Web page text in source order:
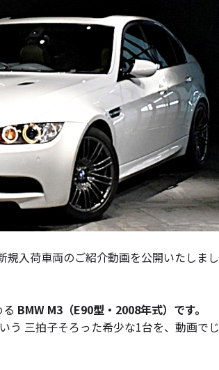
入荷車両のご紹介動画を公開いたしまし
BMW M3（E90型・2008年式）です。
う 三拍子そろった希少な1台を、動画でじ